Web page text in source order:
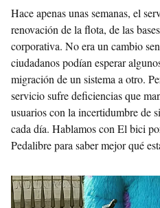
Hace apenas unas semanas, el
renovación de la flota, de las
corporativa. No era un cambio
ciudadanos podían esperar
migración de un sistema a otro.
servicio sufre deficiencias que
usuarios con la incertidumbre de
cada día. Hablamos con El bici
Pedalibre para saber mejor qué